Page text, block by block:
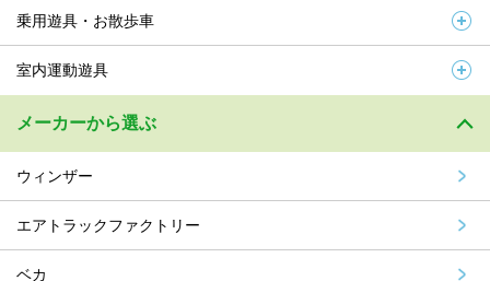
乗用遊具・お散歩車
室内運動遊具
メーカーから選ぶ
ウィンザー
エアトラックファクトリー
ベカ